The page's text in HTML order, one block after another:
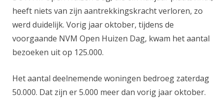
heeft niets van zijn aantrekkingskracht verloren, zo
werd duidelijk. Vorig jaar oktober, tijdens de
voorgaande NVM Open Huizen Dag, kwam het aantal
bezoeken uit op 125.000.
Het aantal deelnemende woningen bedroeg zaterdag
50.000. Dat zijn er 5.000 meer dan vorig jaar oktober.